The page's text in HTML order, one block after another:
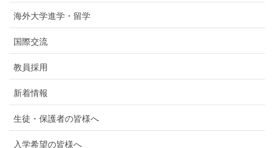
海外大学進学・留学
国際交流
教員採用
新着情報
生徒・保護者の皆様へ
入学希望の皆様へ